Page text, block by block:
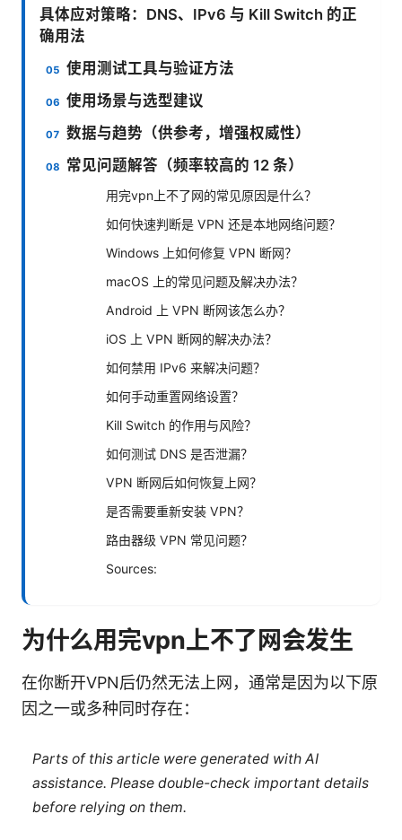
具体应对策略：DNS、IPv6 与 Kill Switch 的正
确用法
使用测试工具与验证方法
使用场景与选型建议
数据与趋势（供参考，增强权威性）
常见问题解答（频率较高的 12 条）
用完vpn上不了网的常见原因是什么？
如何快速判断是 VPN 还是本地网络问题？
Windows 上如何修复 VPN 断网？
macOS 上的常见问题及解决办法？
Android 上 VPN 断网该怎么办？
iOS 上 VPN 断网的解决办法？
如何禁用 IPv6 来解决问题？
如何手动重置网络设置？
Kill Switch 的作用与风险？
如何测试 DNS 是否泄漏？
VPN 断网后如何恢复上网？
是否需要重新安装 VPN？
路由器级 VPN 常见问题？
Sources:
为什么用完vpn上不了网会发生
在你断开VPN后仍然无法上网，通常是因为以下原
因之一或多种同时存在：
Parts of this article were generated with AI
assistance. Please double-check important details
before relying on them.